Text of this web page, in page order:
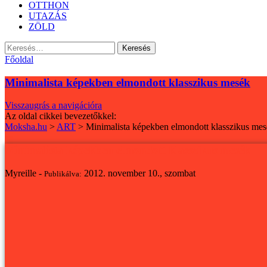
OTTHON
UTAZÁS
ZÖLD
Keresés:
Főoldal
Minimalista képekben elmondott klasszikus mesék
Visszaugrás a navigációra
Az oldal cikkei bevezetőkkel:
Moksha.hu >ART > Minimalista képekben elmondott klasszikus
Myreille - Publikálva: 2012. november 10., szombat